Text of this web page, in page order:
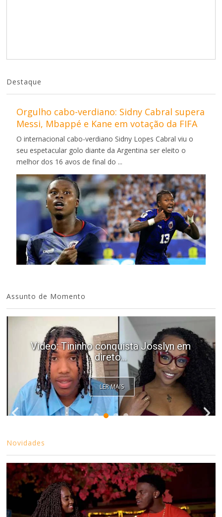
Destaque
Orgulho cabo-verdiano: Sidny Cabral supera
Messi, Mbappé e Kane em votação da FIFA
O internacional cabo-verdiano Sidny Lopes Cabral viu o
seu espetacular golo diante da Argentina ser eleito o
melhor dos 16 avos de final do ...
Assunto de Momento
Video: Tininho conquista Josslyn em
direto...
LER MAIS
Novidades